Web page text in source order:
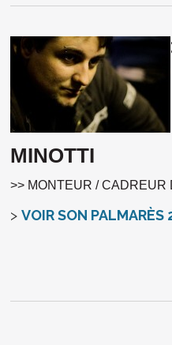
MINOTTI
>> MONTEUR / CADREUR
>VOIR SON PALMARÈS